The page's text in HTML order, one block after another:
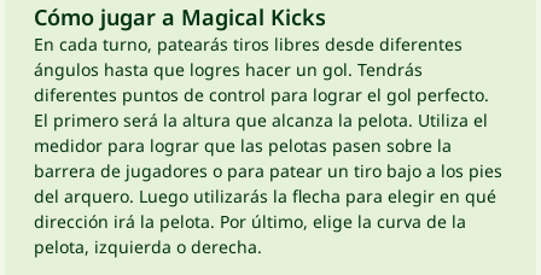
Cómo jugar a Magical Kicks
En cada turno, patearás tiros libres desde diferentes
ángulos hasta que logres hacer un gol. Tendrás
diferentes puntos de control para lograr el gol perfecto.
El primero será la altura que alcanza la pelota. Utiliza el
medidor para lograr que las pelotas pasen sobre la
barrera de jugadores o para patear un tiro bajo a los pies
del arquero. Luego utilizarás la flecha para elegir en qué
dirección irá la pelota. Por último, elige la curva de la
pelota, izquierda o derecha.